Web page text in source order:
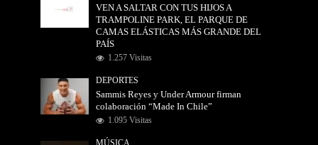
VEN A SALTAR CON TUS HIJOS A
TRAMPOLINE PARK, EL PARQUE DE
CAMAS ELÁSTICAS MÁS GRANDE DEL
PAÍS
1.257 Visitas
DEPORTES
Sammis Reyes y Under Armour firman
colaboración “Made In Chile”
1.095 Visitas